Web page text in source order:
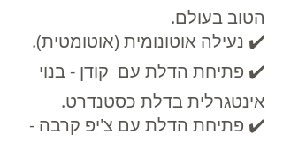
הטוב בעולם.
✔️ נעילה אוטונומית (אוטומטית).
✔️ פתיחת הדלת עם קודן - בנוי
אינטגרלית בדלת כסטנדרט.
✔️ פתיחת הדלת עם צ'יפ קרבה -